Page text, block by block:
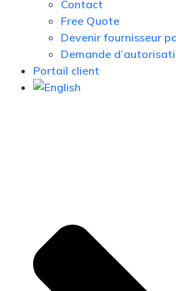
Contact
Free Quote
Devenir fournisseur
Demande
Portail client